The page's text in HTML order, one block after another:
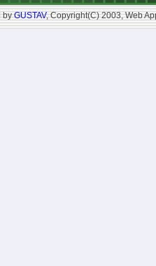
byGUSTAV, Copyright(C) 2003, Web